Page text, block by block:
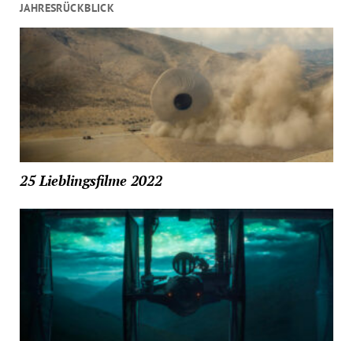
JAHRESRÜCKBLICK
25 Lieblingsfilme 2022